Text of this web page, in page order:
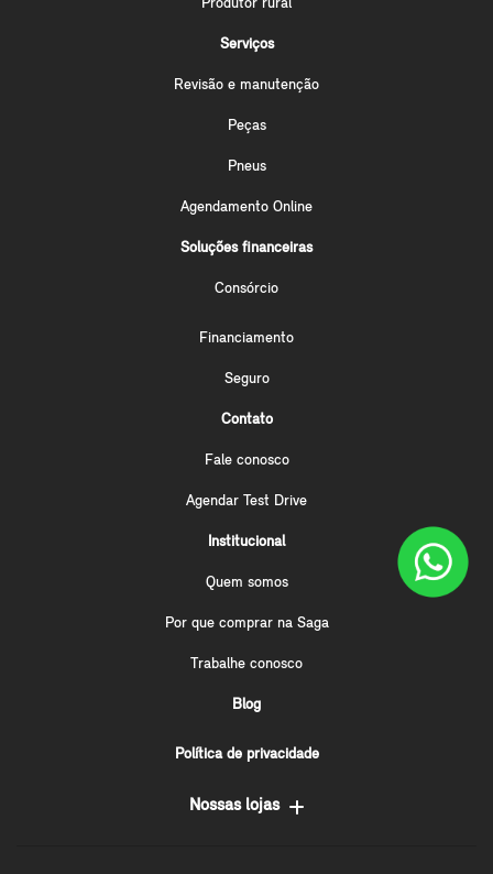
Produtor rural
Serviços
Revisão e manutenção
Peças
Pneus
Agendamento Online
Soluções financeiras
Consórcio
Financiamento
Seguro
Contato
Fale conosco
Agendar Test Drive
Institucional
Quem somos
Por que comprar na Saga
Trabalhe conosco
Blog
Política de privacidade
Nossas lojas